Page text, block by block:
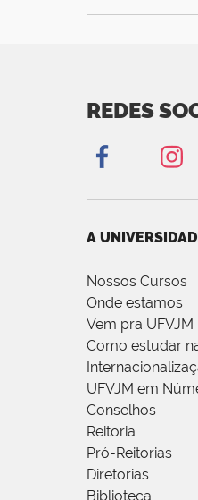
REDES
A
Nossos Cursos
Onde estamos
Vem pra UFVJM
Como estudar
UFVJM em
Conselhos
Reitoria
Pró-Reitorias
Diretorias
Biblioteca